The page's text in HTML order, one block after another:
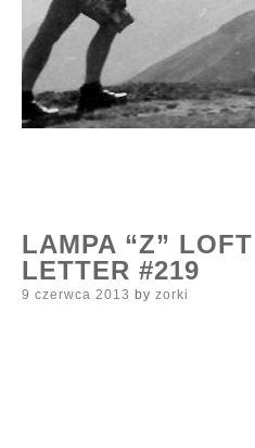
LAMPA “Z”
LETTER #219
Posted
9 czerwca 2013 by zorki